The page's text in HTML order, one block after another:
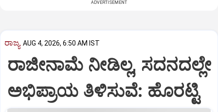
ADVERTISEMENT
ರಾಜ್ಯ AUG 4, 2026, 6:50 AM IST
ರಾಜೀನಾಮೆ ನೀಡಿಲ್ಲ, ಸದನದಲ್ಲೇ
ಅಭಿಪ್ರಾಯ ತಿಳಿಸುವೆ: ಹೊರಟ್ಟಿ